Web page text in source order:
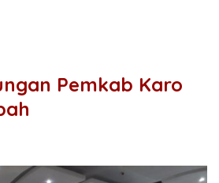
Pemkab Karo